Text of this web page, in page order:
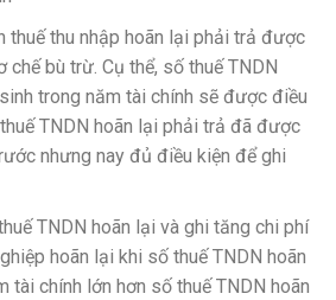
thuế thu nhập hoãn lại phải trả được
chế bù trừ. Cụ thể, số thuế TNDN
trong năm tài chính sẽ được điều
TNDN hoãn lại phải trả đã được
nhưng nay đủ điều kiện để ghi
TNDN hoãn lại và ghi tăng chi phí
hoãn lại khi số thuế TNDN hoãn
tài chính lớn hơn số thuế TNDN hoãn